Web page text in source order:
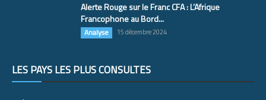
Alerte Rouge sur le Franc CFA : L’Afrique
Francophone au Bord...
Analyse 15 décembre 2024
LES PAYS LES PLUS CONSULTÉS